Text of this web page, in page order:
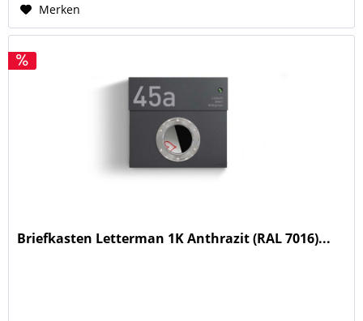
Merken
Briefkasten Letterman 1K Anthrazit (RAL 7016)...